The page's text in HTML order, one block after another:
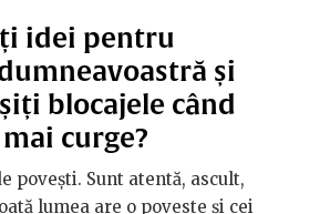
idei pentru
și
blocajele când
curge?
povești. Sunt atentă, ascult,
lumea are o poveste și cei